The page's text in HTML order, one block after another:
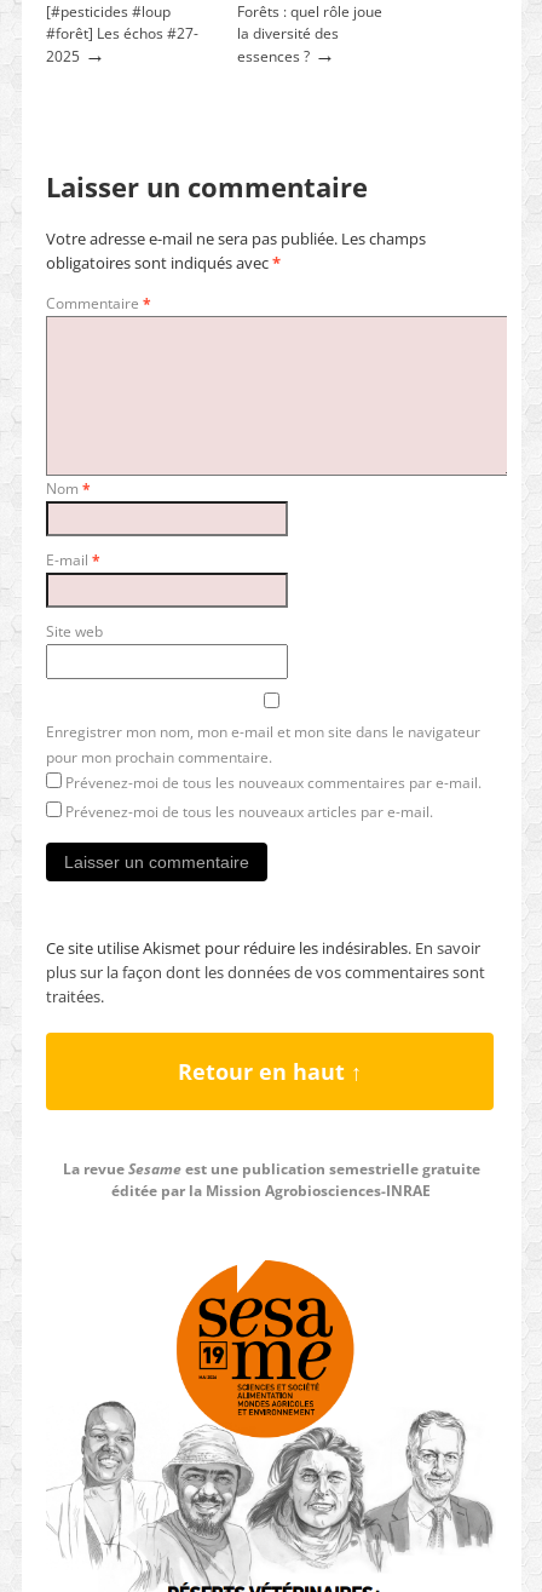
[#pesticides #loup
#forêt] Les échos #27-
2025→
Forêts : quel rôle joue
la diversité des
essences ?→
Laisser un commentaire
Votre adresse e-mail ne sera pas publiée. Les champs
obligatoires sont indiqués avec*
Commentaire *
Nom *
E-mail *
Site web
Enregistrer mon nom, mon e-mail et mon site dans le navigateur
pour mon prochain commentaire.
Prévenez-moi de tous les nouveaux commentaires par e-mail.
Prévenez-moi de tous les nouveaux articles par e-mail.
Ce site utilise Akismet pour réduire les indésirables. En savoir
plus sur la façon dont les données de vos commentaires sont
traitées.
Retour en haut ↑
La revueSesameest une publication semestrielle gratuite
éditée par la Mission Agrobiosciences-INRAE